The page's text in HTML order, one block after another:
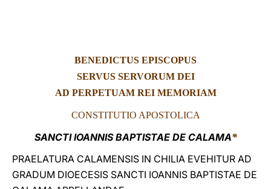
BENEDICTUS EPISCOPUS
SERVUS SERVORUM DEI
AD PERPETUAM REI MEMORIAM
CONSTITUTIO APOSTOLICA
SANCTI IOANNIS BAPTISTAE DE CALAMA*
PRAELATURA CALAMENSIS IN CHILIA EVEHITUR AD
GRADUM DIOECESIS SANCTI IOANNIS BAPTISTAE DE